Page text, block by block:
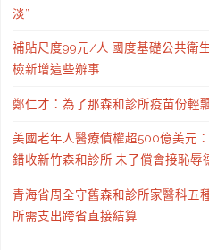
淡”
補貼尺度99元/人 國度基礎公共衛
檢新增這些辦事
鄭仁才：為了那森和診所疫苗份輕
美國老年人醫療債權超500億美元
錯收新竹森和診所 未了償會接恥辱
青海省周全守舊森和診所家醫科五
所需支出跨省直接結算